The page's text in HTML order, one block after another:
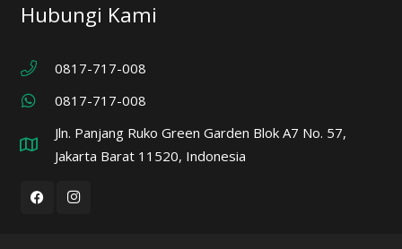
Hubungi Kami
0817-717-008
0817-717-008
Jln. Panjang Ruko Green Garden Blok A7 No. 57,
Jakarta Barat 11520, Indonesia